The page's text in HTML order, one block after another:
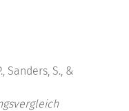
Sanders, S., &